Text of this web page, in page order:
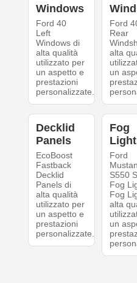
Windows
Ford 40
Left
Windows di
alta qualità
utilizzato per
un aspetto e
prestazioni
personalizzate.
Ford
Rear
alta
un
Decklid
Panels
EcoBoost
Fastback
Decklid
Panels di
alta qualità
utilizzato per
un aspetto e
prestazioni
personalizzate.
Fog
Ford
S550
Fog
Fog
alta
un